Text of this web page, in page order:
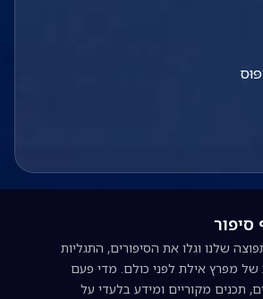
שלנו וגלו את הסיפורים, התגליות
של מפרץ אילת לפני כולם. מדי פעם
תכנים מקוריים ומידע בלעדי על